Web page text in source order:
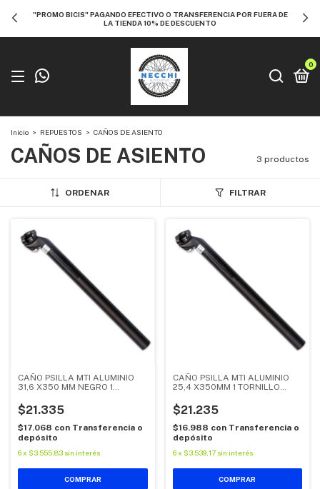
"PROMO BICIS" PAGANDO EFECTIVO O TRANSFERENCIA POR FUERA DE
LA TIENDA 10% DE DESCUENTO
0
Inicio > REPUESTOS > CAÑOS DE ASIENTO
CAÑOS DE ASIENTO 3 productos
ORDENAR FILTRAR
CAÑO PSILLA MTI ALUMINIO
31,6 X350 MM NEGRO 1
$21.335
$17.068 con Transferencia o
depósito
6x $3.555,83 sin interés
CAÑO PSILLA MTI ALUMINIO
25,4 X350MM 1 TORNILLO
$21.235
$16.988 con Transferencia o
depósito
6 x $3.539,17 sin interés